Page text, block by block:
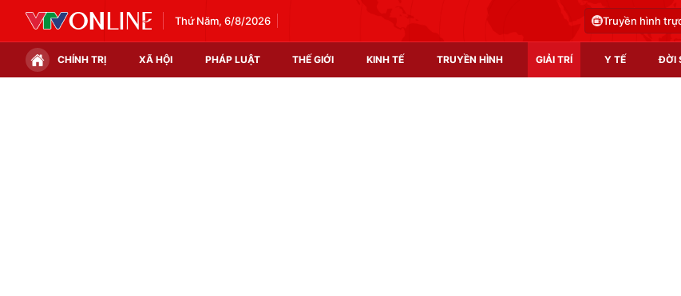
Thứ Năm, 6/8/2026 Truyền hình
CHÍNH TRỊ XÃ HỘI PHÁP LUẬT THẾ GIỚI KINH TẾ TRUYỀN HÌNH GIẢI TRÍ Y TẾ ĐỜI